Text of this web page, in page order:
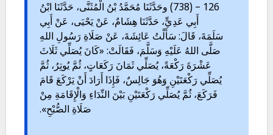
126 – (738) وحَدَّثَنَا مُحَمَّدُ بْنُ الْمُثَنَّى، حَدَّثَنَا ابْنُ
أَبِي عَدِيٍّ، حَدَّثَنَا هِشَامٌ، عَنْ يَحْيَى، عَنْ أَبِي
سَلَمَةَ، قَالَ: سَأَلْتُ عَائِشَةَ، عَنْ صَلَاةِ رَسُولِ اللهِ
صَلَّى اللهُ عَلَيْهِ وَسَلَّمَ، فَقَالَتْ: «كَانَ يُصَلِّي ثَلَاثَ
عَشْرَةَ رَكْعَةً، يُصَلِّي ثَمَانَ رَكَعَاتٍ، ثُمَّ يُوتِرُ، ثُمَّ
يُصَلِّي رَكْعَتَيْنِ وَهُوَ جَالِسٌ، فَإِذَا أَرَادَ أَنْ يَرْكَعَ قَامَ
فَرَكَعَ، ثُمَّ يُصَلِّي رَكْعَتَيْنِ بَيْنَ النِّدَاءِ وَالْإِقَامَةِ مِنْ
صَلَاةِ الصُّبْحِ».